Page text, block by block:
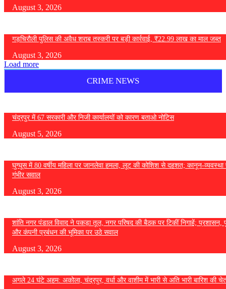
August 3, 2026
गड़चिरौली पुलिस की अवैध शराब तस्करी पर बड़ी कार्रवाई, ₹22.99 लाख का माल जब्त
August 3, 2026
Load more
CRIME NEWS
चंद्रपुर में 67 सरकारी और निजी कार्यालयों को कारण बताओ नोटिस
August 5, 2026
घुग्घूस में 80 वर्षीय महिला पर जानलेवा हमला, लूट की कोशिश से दहशत; कानून-व्यवस्था
गंभीर सवाल
August 3, 2026
शांति नगर पंडाल विवाद ने पकड़ा तूल, नगर परिषद की बैठक पर टिकीं निगाहें; प्रशासन,
और कंपनी प्रबंधन की भूमिका पर उठे सवाल
August 3, 2026
अगले 24 घंटे अहम: अकोला, चंद्रपुर, वर्धा और वाशीम में भारी से अति भारी बारिश की